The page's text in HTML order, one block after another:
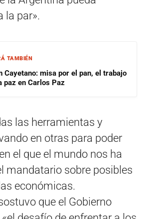
la par».
TAMBIÉN
Cayetano: misa por el pan, el trabajo
paz en Carlos Paz
las herramientas y
en otras para poder
el que el mundo nos ha
mandatario sobre posibles
económicas.
que el Gobierno